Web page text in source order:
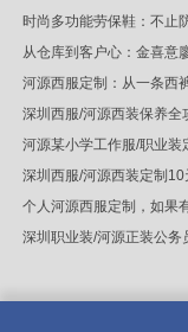
时尚多功能劳保鞋：不止
从仓库到客户心：金喜意
河源西服定制：从一条西
深圳西服/河源西装保养
河源某小学工作服/职业装
深圳西服/河源西装定制10
个人河源西服定制，如果
深圳职业装/河源正装公